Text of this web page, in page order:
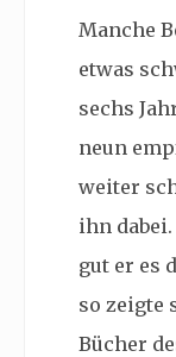
Manche
etwas
sechs
neun
weiter
ihn
gut er es
so zeigte
Bücher